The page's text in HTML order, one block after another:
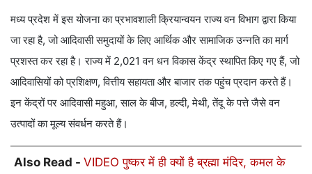
मध्य प्रदेश में इस योजना का प्रभावशाली क्रियान्वयन राज्य वन विभाग द्वारा किया
जा रहा है, जो आदिवासी समुदायों के लिए आर्थिक और सामाजिक उन्नति का मार्ग
प्रशस्त कर रहा है। राज्य में 2,021 वन धन विकास केंद्र स्थापित किए गए हैं, जो
आदिवासियों को प्रशिक्षण, वित्तीय सहायता और बाजार तक पहुंच प्रदान करते हैं।
इन केंद्रों पर आदिवासी महुआ, साल के बीज, हल्दी, मेथी, तेंदू के पत्ते जैसे वन
उत्पादों का मूल्य संवर्धन करते हैं।
Also Read - VIDEO पुष्कर में ही क्यों है ब्रह्मा मंदिर, कमल के